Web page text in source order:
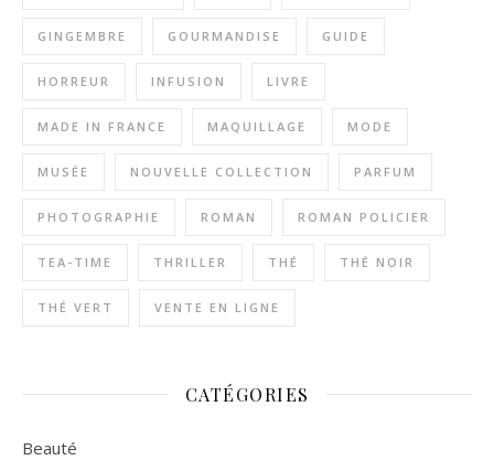
GINGEMBRE GOURMANDISE GUIDE
HORREUR INFUSION LIVRE
MADE IN FRANCE MAQUILLAGE MODE
MUSÉE NOUVELLE COLLECTION PARFUM
PHOTOGRAPHIE ROMAN ROMAN POLICIER
TEA-TIME THRILLER THÉ THÉ NOIR
THÉ VERT VENTE EN LIGNE
CATÉGORIES
Beauté